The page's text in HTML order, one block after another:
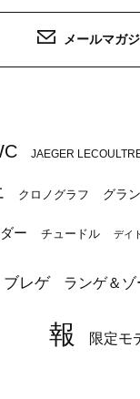
メールマガ
JAEGER
クロノグラフ グラ
ー チュードル デイ
ブレゲ ランゲ＆ゾ
報
限定モ